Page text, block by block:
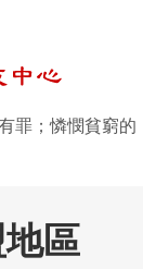
罪；憐憫貧窮
區